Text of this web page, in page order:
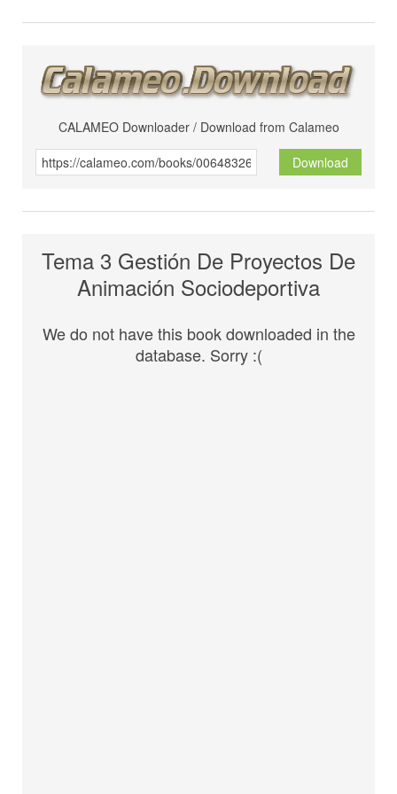
CALAMEO Downloader / Download from Calameo
Download
Tema 3 Gestión De Proyectos De
Animación Sociodeportiva
We do not have this book downloaded in the
database. Sorry :(